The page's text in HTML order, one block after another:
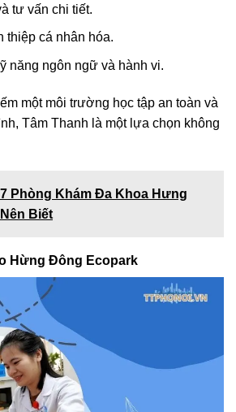
tư vấn chi tiết.
thiệp cá nhân hóa.
năng ngôn ngữ và hành vi.
một môi trường học tập an toàn và
Tâm Thanh là một lựa chọn không
Phòng Khám Đa Khoa Hưng
Biết
Hừng Đông Ecopark